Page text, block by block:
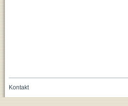
Kontakt